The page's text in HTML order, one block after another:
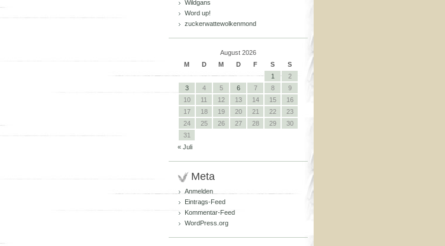
Wildgans
Word up!
zuckerwattewolkenmond
August 2026
M
D M D F S
S
1
2
3
4 5 6 7 8
9
10
11 12 13 14 15
16
17
18 19 20 21 22
23
24
25 26 27 28 29
30
31
« Juli
Meta
Anmelden
Eintrags-Feed
Kommentar-Feed
WordPress.org